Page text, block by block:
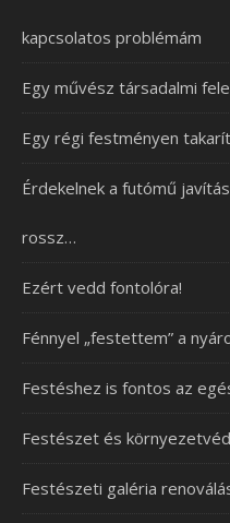
kapcsolatos problémám
Egy művész társadalmi
Egy régi festményen
Érdekelnek a futómű
rossz…
Ezért vedd fontolóra!
Fénnyel „festettem” a
Festéshez is fontos az
Festészet és
Festészeti galéria